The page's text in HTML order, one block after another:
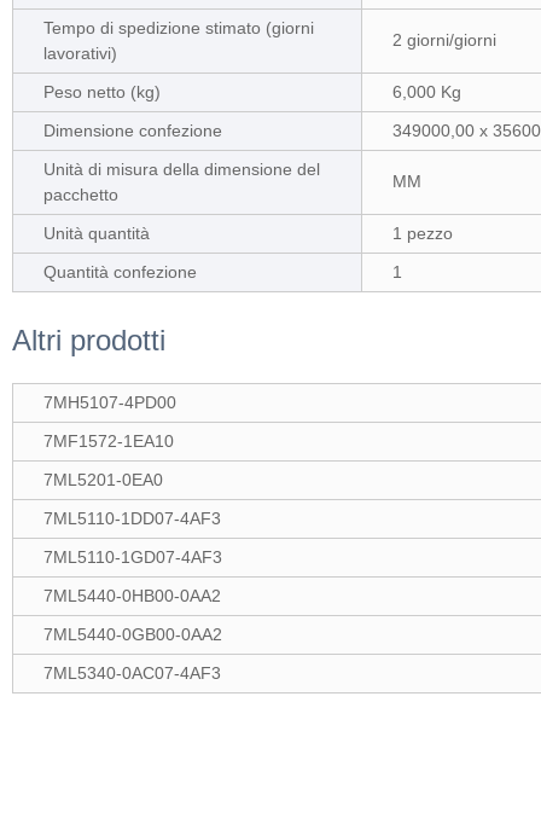
Tempo di spedizione stimato (giorni
lavorativi)
2 giorni/giorni
Peso netto (kg)
6,000 Kg
Dimensione confezione
349000,00 x
Unità di misura della dimensione del
pacchetto
MM
Unità quantità
1 pezzo
Quantità confezione
1
Altri prodotti
7MH5107-4PD00
7MF1572-1EA10
7ML5201-0EA0
7ML5110-1DD07-4AF3
7ML5110-1GD07-4AF3
7ML5440-0HB00-0AA2
7ML5440-0GB00-0AA2
7ML5340-0AC07-4AF3